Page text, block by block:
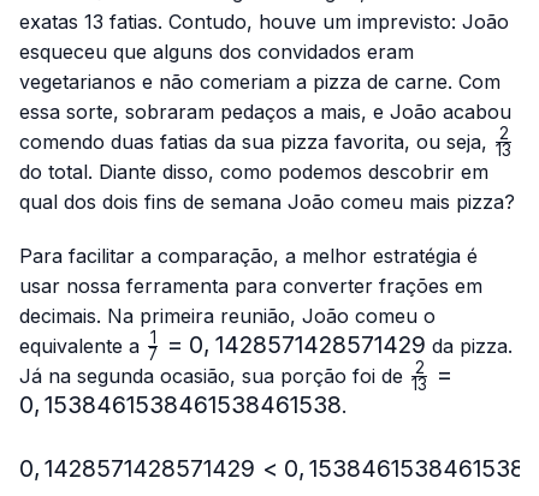
exatas 13 fatias. Contudo, houve um imprevisto: João
esqueceu que alguns dos convidados eram
vegetarianos e não comeriam a pizza de carne. Com
essa sorte, sobraram pedaços a mais, e João acabou
comendo duas fatias da sua pizza favorita, ou seja, 13
2
do total. Diante disso, como podemos descobrir em
qual dos dois fins de semana João comeu mais pizza?
Para facilitar a comparação, a melhor estratégia é
usar nossa ferramenta para converter frações em
decimais. Na primeira reunião, João comeu o
equivalente a \frac{1}
{7}=0,1428571428571429
7
1 = 0, 1428571428571429 da pizza.
Já na segunda ocasião, sua porção foi de \frac{2}
13
2
=
0, 1538461538461538461538.
0,1428571428571429 <
0, 1428571428571429 < 0, 1538461538461538